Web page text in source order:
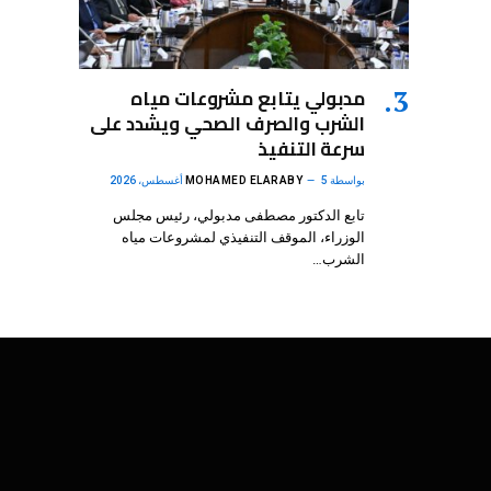
مدبولي يتابع مشروعات مياه
الشرب والصرف الصحي ويشدد على
سرعة التنفيذ
بواسطة MOHAMED ELARABY 5 أغسطس، 2026
تابع الدكتور مصطفى مدبولي، رئيس مجلس
الوزراء، الموقف التنفيذي لمشروعات مياه
الشرب…